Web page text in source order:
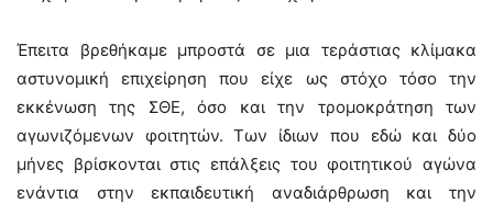
Έπειτα βρεθήκαμε μπροστά σε μια τεράστιας κλίμακα
αστυνομική επιχείρηση που είχε ως στόχο τόσο την
εκκένωση της ΣΘΕ, όσο και την τρομοκράτηση των
αγωνιζόμενων φοιτητών. Των ίδιων που εδώ και δύο
μήνες βρίσκονται στις επάλξεις του φοιτητικού αγώνα
ενάντια στην εκπαιδευτική αναδιάρθρωση και την